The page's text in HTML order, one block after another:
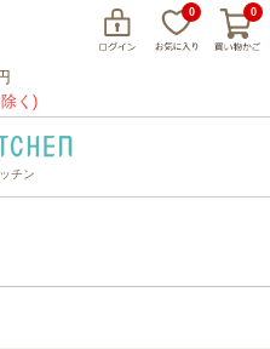
0 0
トラリー
く)
チン